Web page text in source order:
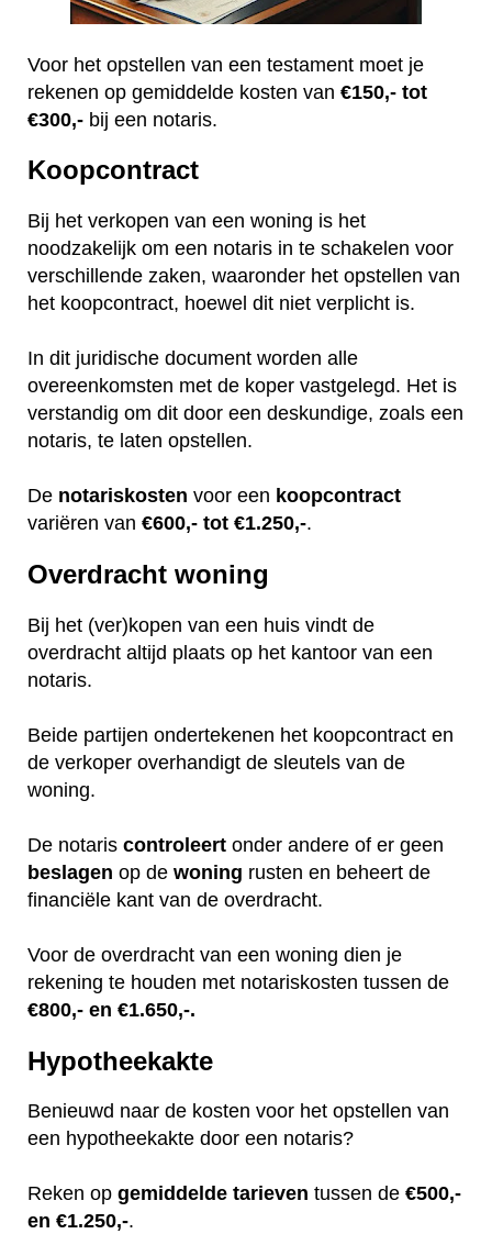
Voor het opstellen van een testament moet je
rekenen op gemiddelde kosten van €150,- tot
€300,- bij een notaris.
Koopcontract
Bij het verkopen van een woning is het
noodzakelijk om een notaris in te schakelen voor
verschillende zaken, waaronder het opstellen van
het koopcontract, hoewel dit niet verplicht is.
In dit juridische document worden alle
overeenkomsten met de koper vastgelegd. Het is
verstandig om dit door een deskundige, zoals een
notaris, te laten opstellen.
De notariskosten voor een koopcontract
variëren van €600,- tot €1.250,-.
Overdracht woning
Bij het (ver)kopen van een huis vindt de
overdracht altijd plaats op het kantoor van een
notaris.
Beide partijen ondertekenen het koopcontract en
de verkoper overhandigt de sleutels van de
woning.
De notaris controleert onder andere of er geen
beslagen op de woning rusten en beheert de
financiële kant van de overdracht.
Voor de overdracht van een woning dien je
rekening te houden met notariskosten tussen de
€800,- en €1.650,-.
Hypotheekakte
Benieuwd naar de kosten voor het opstellen van
een hypotheekakte door een notaris?
Reken op gemiddelde tarieven tussen de €500,-
en €1.250,-.